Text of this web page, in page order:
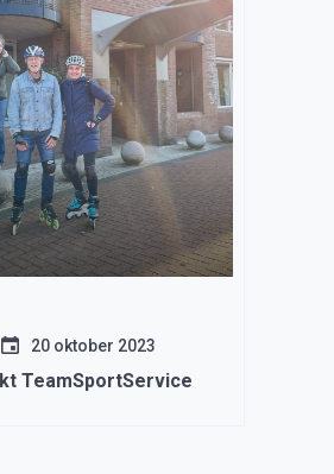
20 oktober 2023
TeamSportService